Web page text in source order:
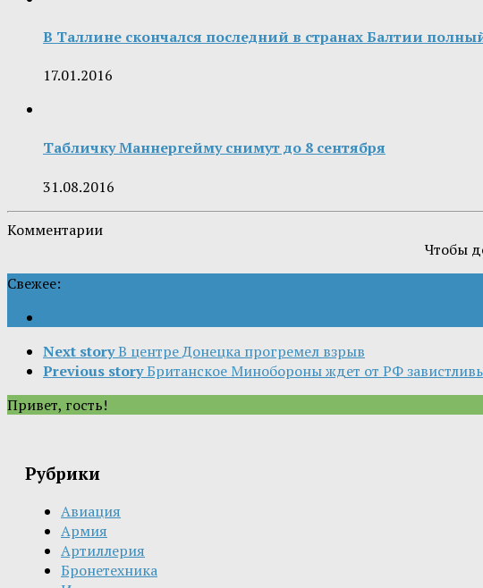
В Таллине скончался последний в странах Балтии
17.01.2016
Табличку Маннергейму снимут до 8 сентября
31.08.2016
Комментарии
Чтобы
Свежее:
Next storyВ центре Донецка прогремел взрыв
Previous storyБританское Минобороны ждет от РФ
Привет, гость!
Рубрики
Авиация
Армия
Артиллерия
Бронетехника